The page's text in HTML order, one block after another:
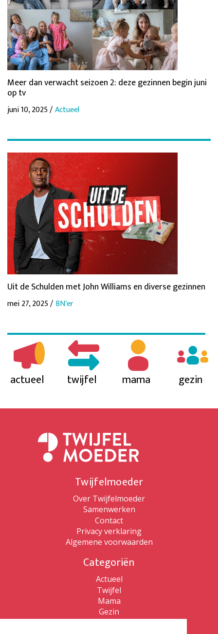
Meer dan verwacht seizoen 2: deze gezinnen begin juni
op tv
juni 10, 2025 /Actueel
Uit de Schulden met John Williams en diverse gezinnen
mei 27, 2025 / BN'er
actueel twijfel mama gezin
Twijfelmoeder
Over Twijfelmoeder
Samenwerken
Contact
Privacy verklaring
Algemene voorwaarden
Categoriën
Actueel
Twijfel
Mama
Gezin